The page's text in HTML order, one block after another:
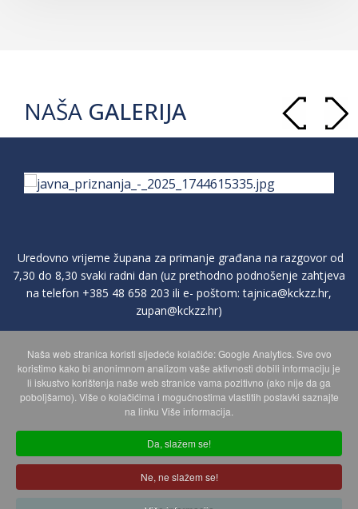
NAŠA GALERIJA
Uredovno vrijeme župana za primanje građana na razgovor od
7,30 do 8,30 svaki radni dan (uz prethodno podnošenje zahtjeva
na telefon +385 48 658 203 ili e- poštom:tajnica@kckzz.hr,
zupan@kckzz.hr)
POLITIKA ZAŠTITE PRIVATNOSTI OSOBNIH PODATAKA
MAPA WEBA
Copyright © 2026 Koprivničko - križevačka županija. Sva prava
zadržana.
Naša web stranica koristi sljedeće kolačiće: Google Analytics. Sve ovo
koristimo kako bi anonimnom analizom vaše aktivnosti dobili informaciju je
li iskustvo korištenja naše web stranice vama pozitivno (ako nije da ga
poboljšamo). Više o kolačićima i mogućnostima vlastitih postavki saznajte
na linku Više informacija.
Da, slažem se!
Ne, ne slažem se!